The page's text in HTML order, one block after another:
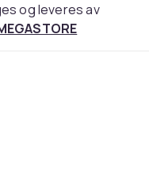
og leveres av